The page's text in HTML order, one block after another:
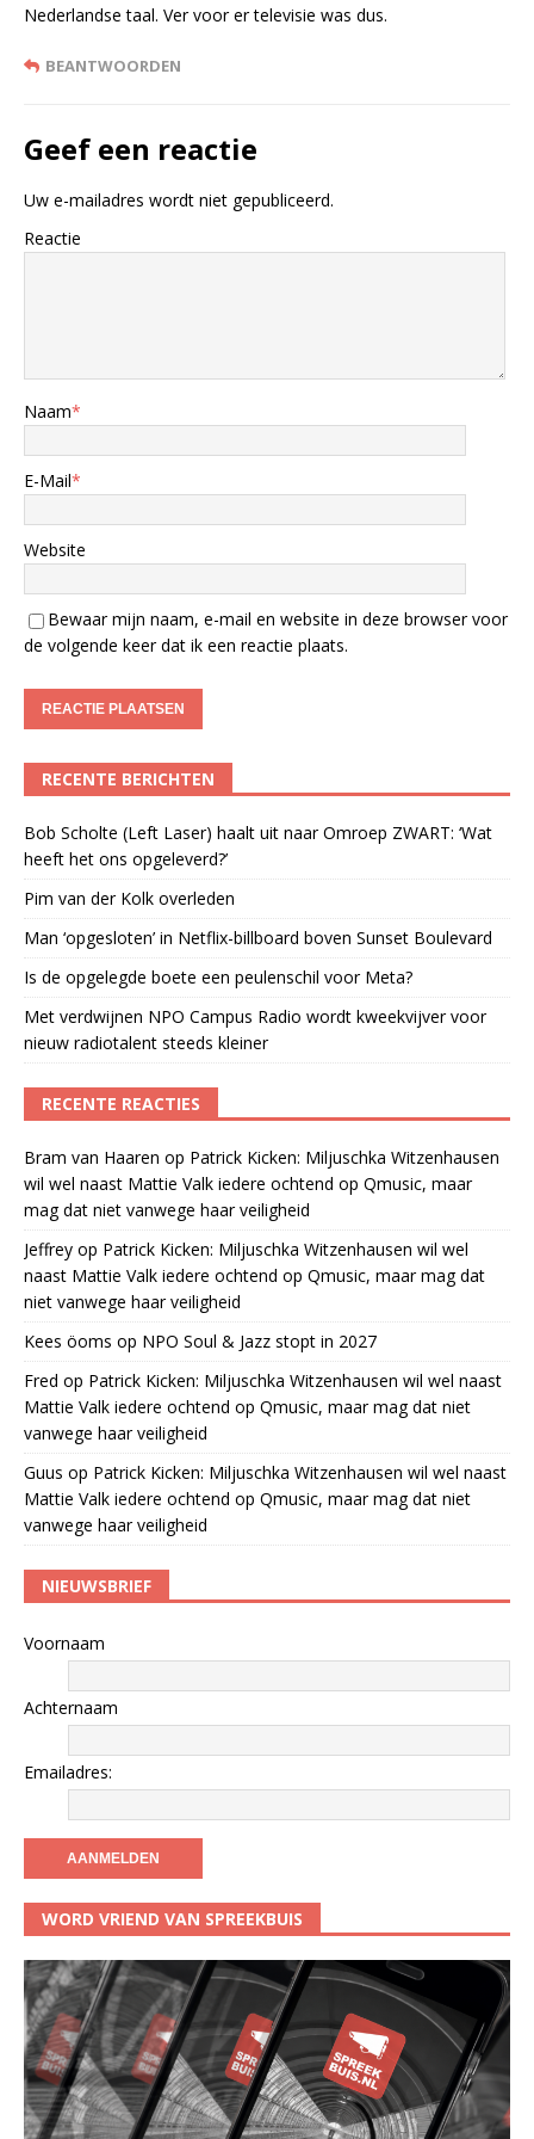
Nederlandse taal. Ver voor er televisie was dus.
BEANTWOORDEN
Geef een reactie
Uw e-mailadres wordt niet gepubliceerd.
Reactie
Naam*
E-Mail*
Website
Bewaar mijn naam, e-mail en website in deze browser voor
de volgende keer dat ik een reactie plaats.
RECENTE BERICHTEN
Bob Scholte (Left Laser) haalt uit naar Omroep ZWART: ‘Wat
heeft het ons opgeleverd?’
Pim van der Kolk overleden
Man ‘opgesloten’ in Netflix-billboard boven Sunset Boulevard
Is de opgelegde boete een peulenschil voor Meta?
Met verdwijnen NPO Campus Radio wordt kweekvijver voor
nieuw radiotalent steeds kleiner
RECENTE REACTIES
Bram van Haaren op Patrick Kicken: Miljuschka Witzenhausen
wil wel naast Mattie Valk iedere ochtend op Qmusic, maar
mag dat niet vanwege haar veiligheid
Jeffrey op Patrick Kicken: Miljuschka Witzenhausen wil wel
naast Mattie Valk iedere ochtend op Qmusic, maar mag dat
niet vanwege haar veiligheid
Kees öoms op NPO Soul & Jazz stopt in 2027
Fred op Patrick Kicken: Miljuschka Witzenhausen wil wel naast
Mattie Valk iedere ochtend op Qmusic, maar mag dat niet
vanwege haar veiligheid
Guus op Patrick Kicken: Miljuschka Witzenhausen wil wel naast
Mattie Valk iedere ochtend op Qmusic, maar mag dat niet
vanwege haar veiligheid
NIEUWSBRIEF
Voornaam
Achternaam
Emailadres:
WORD VRIEND VAN SPREEKBUIS